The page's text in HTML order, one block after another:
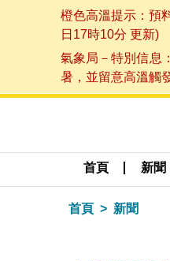
橙色高溫提示：預
日17時10分 更新)
氣象局－特別信息
暑，並留意高溫觸
首頁 新聞
首頁 新聞